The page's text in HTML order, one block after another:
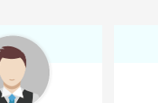
子科技有限公司
州中心库